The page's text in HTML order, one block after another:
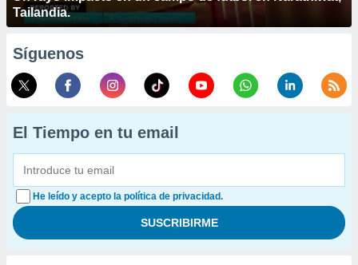
Tailandia.
Síguenos
El Tiempo en tu email
He leído y acepto la política de privacidad.